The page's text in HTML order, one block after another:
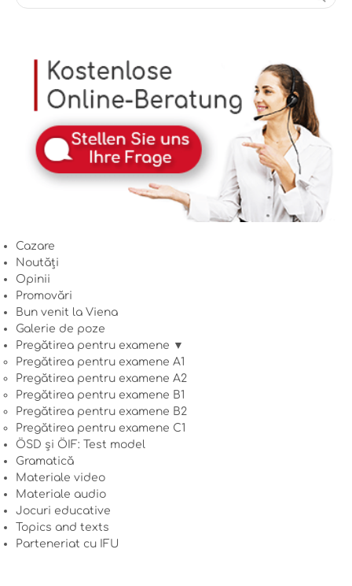
Cazare
Noutăți
Opinii
Promovări
Bun venit la Viena
Galerie de poze
Pregătirea pentru examene ▼
Pregătirea pentru examene A1
Pregătirea pentru examene A2
Pregătirea pentru examene B1
Pregătirea pentru examene B2
Pregătirea pentru examene C1
ÖSD și ÖIF: Test model
Gramatică
Materiale video
Materiale audio
Jocuri educative
Topics and texts
Parteneriat cu IFU